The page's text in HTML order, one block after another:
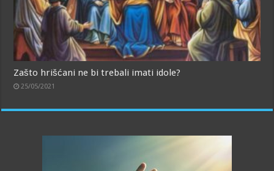
Zašto hrišćani ne bi trebali imati idole?
25/05/2021